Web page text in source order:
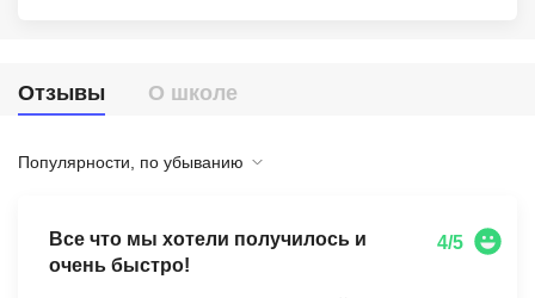
Отзывы О школе
Популярности, по убыванию
Все что мы хотели получилось и
очень быстро!
4/5
Рейтинг онлайн-школ